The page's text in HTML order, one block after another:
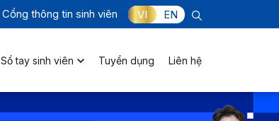
Cổng thông tin sinh viên VI EN
Sổ tay sinh viên Tuyển dụng Liên hệ